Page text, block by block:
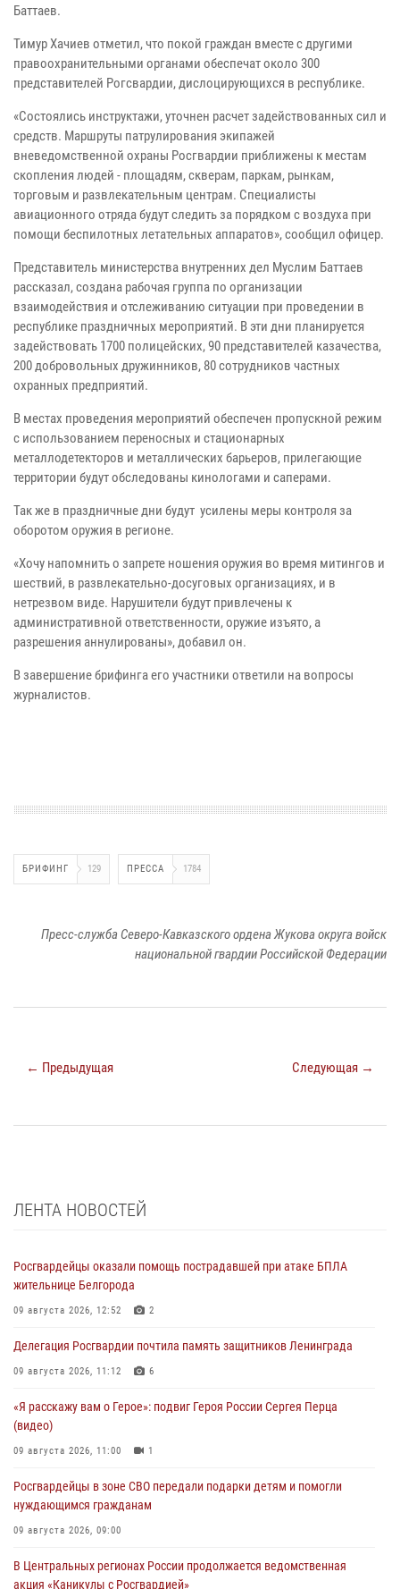
Баттаев.
Тимур Хачиев отметил, что покой граждан вместе с другими
правоохранительными органами обеспечат около 300
представителей Рогсвардии, дислоцирующихся в республике.
«Состоялись инструктажи, уточнен расчет задействованных сил и
средств. Маршруты патрулирования экипажей
вневедомственной охраны Росгвардии приближены к местам
скопления людей - площадям, скверам, паркам, рынкам,
торговым и развлекательным центрам. Специалисты
авиационного отряда будут следить за порядком с воздуха при
помощи беспилотных летательных аппаратов», сообщил офицер.
Представитель министерства внутренних дел Муслим Баттаев
рассказал, создана рабочая группа по организации
взаимодействия и отслеживанию ситуации при проведении в
республике праздничных мероприятий. В эти дни планируется
задействовать 1700 полицейских, 90 представителей казачества,
200 добровольных дружинников, 80 сотрудников частных
охранных предприятий.
В местах проведения мероприятий обеспечен пропускной режим
с использованием переносных и стационарных
металлодетекторов и металлических барьеров, прилегающие
территории будут обследованы кинологами и саперами.
Так же в праздничные дни будут усилены меры контроля за
оборотом оружия в регионе.
«Хочу напомнить о запрете ношения оружия во время митингов и
шествий, в развлекательно-досуговых организациях, и в
нетрезвом виде. Нарушители будут привлечены к
административной ответственности, оружие изъято, а
разрешения аннулированы», добавил он.
В завершение брифинга его участники ответили на вопросы
журналистов.
БРИФИНГ 129 ПРЕССА 1784
Пресс-служба Северо-Кавказского ордена Жукова округа войск
национальной гвардии Российской Федерации
← Предыдущая Следующая →
ЛЕНТА НОВОСТЕЙ
Росгвардейцы оказали помощь пострадавшей при атаке БПЛА
жительнице Белгорода
09 августа 2026, 12:52 2
Делегация Росгвардии почтила память защитников Ленинграда
09 августа 2026, 11:12 6
«Я расскажу вам о Герое»: подвиг Героя России Сергея Перца
(видео)
09 августа 2026, 11:00 1
Росгвардейцы в зоне СВО передали подарки детям и помогли
нуждающимся гражданам
09 августа 2026, 09:00
В Центральных регионах России продолжается ведомственная
акция «Каникулы с Росгвардией»